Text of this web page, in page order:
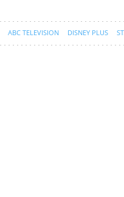
ABC TELEVISION DISNEY PLUS